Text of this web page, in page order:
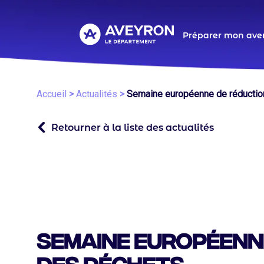
Préparer mon
Fil
Accueil Actualités Semaine européenne de
Retourner à la liste des actualités
Semaine